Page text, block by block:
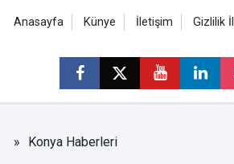
Anasayfa Künye İletişim Gizlilik
Konya Haberleri